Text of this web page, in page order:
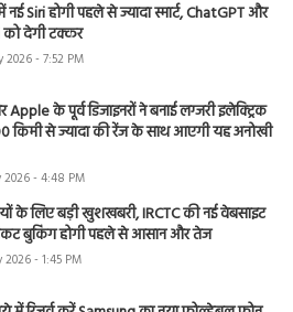
नई Siri होगी पहले से ज्यादा स्मार्ट, ChatGPT और
देगी टक्कर
2026 - 7:52 PM
के पूर्व डिजाइनरों ने बनाई लग्जरी इलेक्ट्रिक
किमी से ज्यादा की रेंज के साथ आएगी यह अनोखी
2026 - 4:48 PM
के लिए बड़ी खुशखबरी, IRCTC की नई वेबसाइट
बुकिंग होगी पहले से आसान और तेज
2026 - 1:45 PM